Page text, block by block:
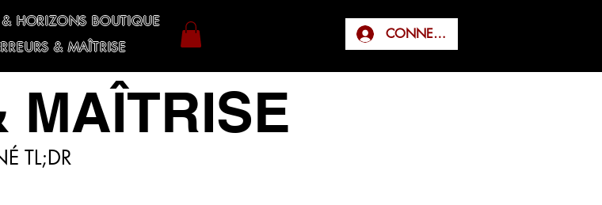
& HORIZONS BOUTIQUE
& MAÎTRISE
CONNEXION
MAÎTRISE
TL;DR